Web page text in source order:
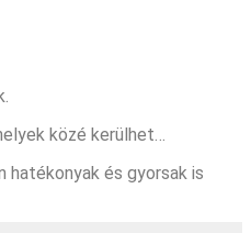
közé kerülhet…
hatékonyak és gyorsak is